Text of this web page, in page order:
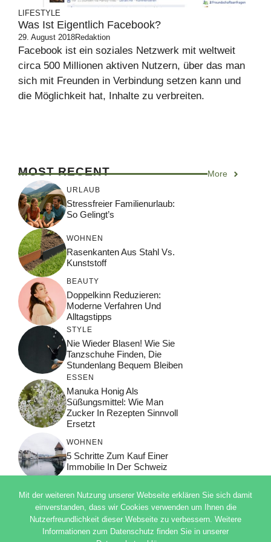
LIFESTYLE
Was Ist Eigentlich Facebook?
29. August 2018Redaktion
Facebook ist ein soziales Netzwerk mit weltweit
circa 500 Millionen aktiven Nutzern, über das man
sich mit Freunden in Verbindung setzen kann und
die Möglichkeit hat, Inhalte zu verbreiten.
MOST RECENT More
URLAUB
Stressfreier Familienurlaub:
So Gelingt’s
WOHNEN
Rasenkanten Aus Stahl Vs.
Kunststoff
BEAUTY
Doppelkinn Reduzieren:
Moderne Verfahren Und
Alltagstipps
STYLE
Nie Wieder Blasen! Wie Sie
Tanzschuhe Finden, Die
Stundenlang Bequem Bleiben
ESSEN
Manuka Honig Als
Süßungsmittel: Wie Man
Zucker In Rezepten Sinnvoll
Ersetzt
WOHNEN
5 Schritte Zum Kauf Einer
Immobilie In Der Schweiz
© 2026 ADSIMPLE
DATENSCHUTZERKLÄRUNG
Mit der weiteren Nutzung unserer Webseite erklären Sie sich damit
einverstanden, dass wir Cookies verwenden um Ihnen die
Nutzerfreundlichkeit dieser Webseite zu verbessern. Weitere
Informationen zum Datenschutz finden Sie in unserer